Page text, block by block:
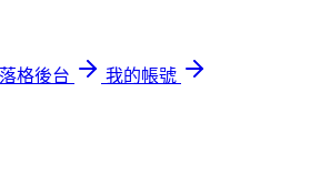
格後台
我的帳號